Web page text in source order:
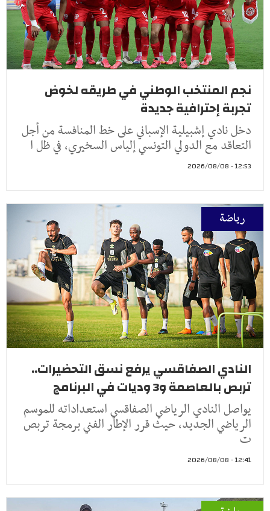
نجم المنتخب الوطني في طريقه لخوض
تجربة إحترافية جديدة
دخل نادي إشبيلية الإسباني على خط المنافسة من أجل
التعاقد مع الدولي التونسي إلياس السخيري، في ظل ا
12:53 - 2026/08/08
رياضة
النادي الصفاقسي يرفع نسق التحضيرات..
تربص بالعاصمة و3 وديات في البرنامج
يواصل النادي الرياضي الصفاقسي استعداداته للموسم
الرياضي الجديد، حيث قرر الإطار الفني برمجة تربص
ت
12:41 - 2026/08/08